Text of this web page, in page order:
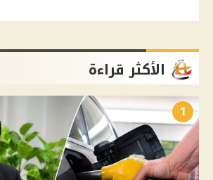
الأكثر قراءة
1